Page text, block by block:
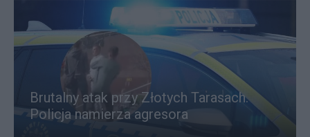
Brutalny atak przy Złotych Tarasach.
Policja namierza agresora